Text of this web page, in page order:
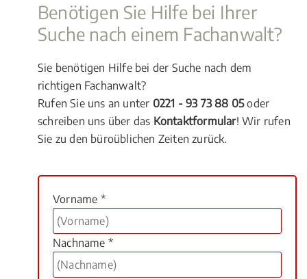
Benötigen Sie Hilfe bei Ihrer
Suche nach einem Fachanwalt?
Sie benötigen Hilfe bei der Suche nach dem
richtigen Fachanwalt?
Rufen Sie uns an unter 0221 - 93 73 88 05oder
schreiben uns über das Kontaktformular! Wir rufen
Sie zu den büroüblichen Zeiten zurück.
Vorname *
Nachname *